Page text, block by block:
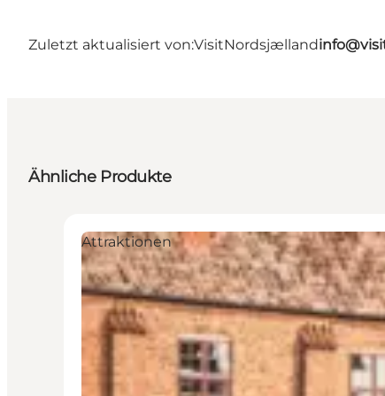
Zuletzt aktualisiert von:VisitNordsjælland
Ähnliche Produkte
Attraktionen